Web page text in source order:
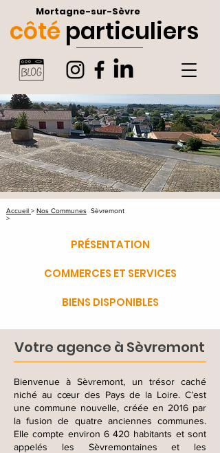
Mortagne-sur-Sèvre
côté particuliers
Accueil > Nos Communes
>
Sèvremont
PRÉSENTATION
COMMERCES ET SERVICES
BIENS DISPONIBLES
Votre agence à Sèvremont
Bienvenue à Sèvremont, un trésor caché
niché au cœur des Pays de la Loire. C’est
une commune nouvelle, créée en 2016 par
la fusion de quatre anciennes communes.
Elle compte environ 6 420 habitants et sont
appelés les Sèvremontaines et les